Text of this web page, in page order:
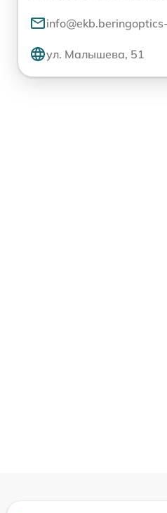
ул. Малышева, 51